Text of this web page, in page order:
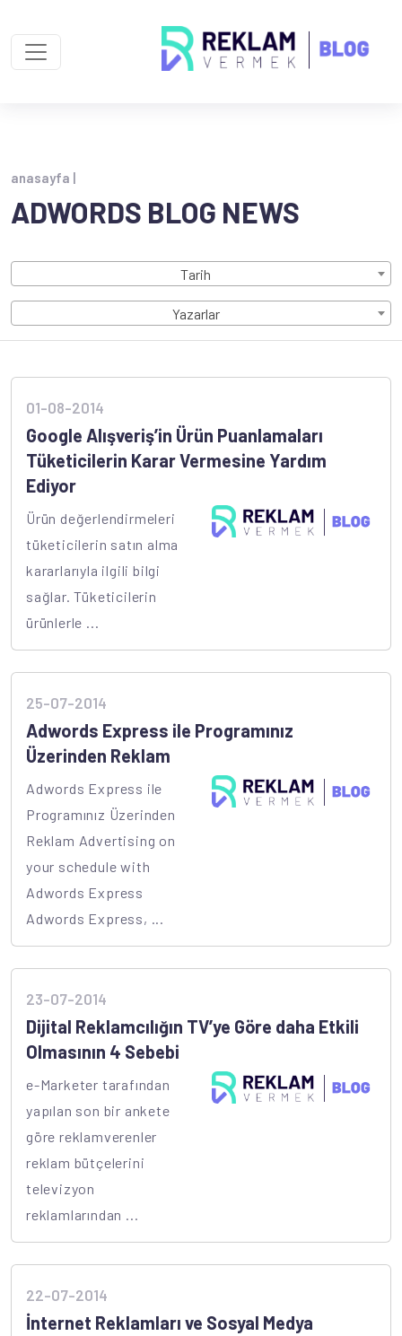
anasayfa |
ADWORDS BLOG NEWS
Tarih
Yazarlar
01-08-2014
Google Alışveriş’in Ürün Puanlamaları
Tüketicilerin Karar Vermesine Yardım
Ediyor
Ürün değerlendirmeleri
tüketicilerin satın alma
kararlarıyla ilgili bilgi
sağlar. Tüketicilerin
ürünlerle ...
25-07-2014
Adwords Express ile Programınız
Üzerinden Reklam
Adwords Express ile
Programınız Üzerinden
Reklam Advertising on
your schedule with
Adwords Express
Adwords Express, ...
23-07-2014
Dijital Reklamcılığın TV’ye Göre daha Etkili
Olmasının 4 Sebebi
e-Marketer tarafından
yapılan son bir ankete
göre reklamverenler
reklam bütçelerini
televizyon
reklamlarından ...
22-07-2014
İnternet Reklamları ve Sosyal Medya